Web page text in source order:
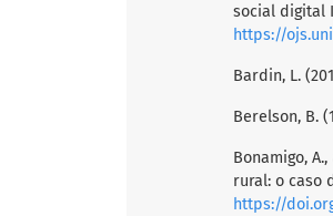
social digital
https://
Bardin, L.
Berelson, B.
Bonamigo,
rural: o caso
https://